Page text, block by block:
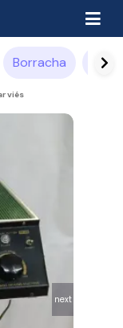
Borracha
viés
next